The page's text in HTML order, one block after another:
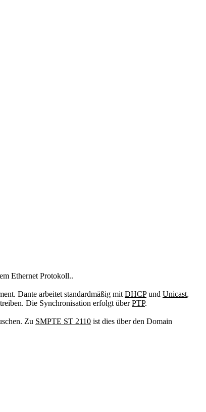
Ethernet Protokoll..
Dante arbeitet standardmäßig mit DHCPund Unicast,
Die Synchronisation erfolgt überPTP.
Zu SMPTE ST 2110 ist dies über den Domain